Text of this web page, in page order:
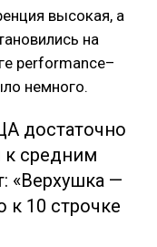
высокая, а
на
performance–
немного.
достаточно
к средним
«Верхушка —
к 10 строчке